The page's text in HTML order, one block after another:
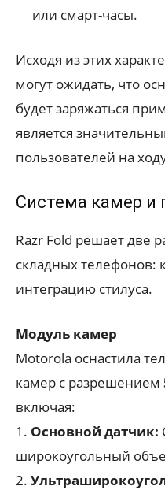
или смарт-часы.
Исходя из этих
могут ожидать, что
будет заряжаться
является
пользователей на
Система камер и
Razr Fold решает две
складных телефонов:
интеграцию стилуса.
Модуль камер
Motorola оснастила
камер с разрешением
включая:
1. Основной датчик:
широкоугольный
2.